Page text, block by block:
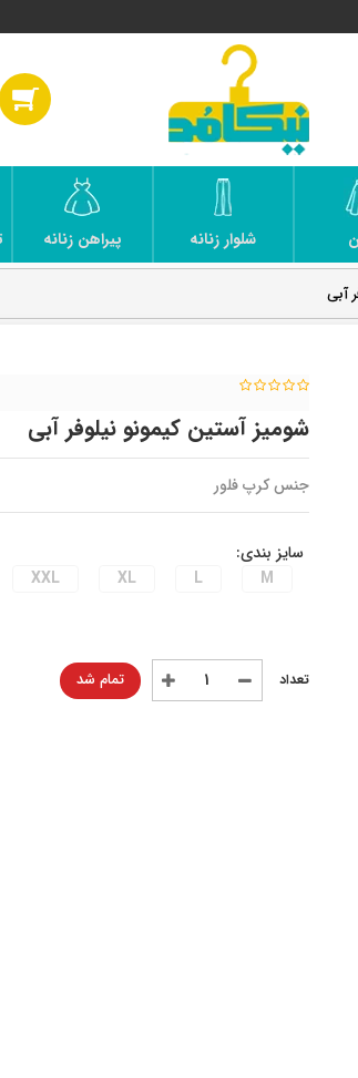
شلوار زنانه پیراهن زنانه
آبی
شومیز آستین کیمونو نیلوفر آبی
جنس کرپ فلور
سایز بندی:
M
L
XL
XXL
تمام شد